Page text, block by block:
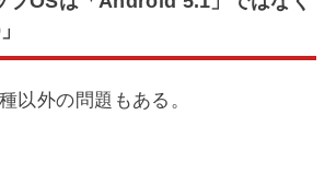
以外の問題もある。